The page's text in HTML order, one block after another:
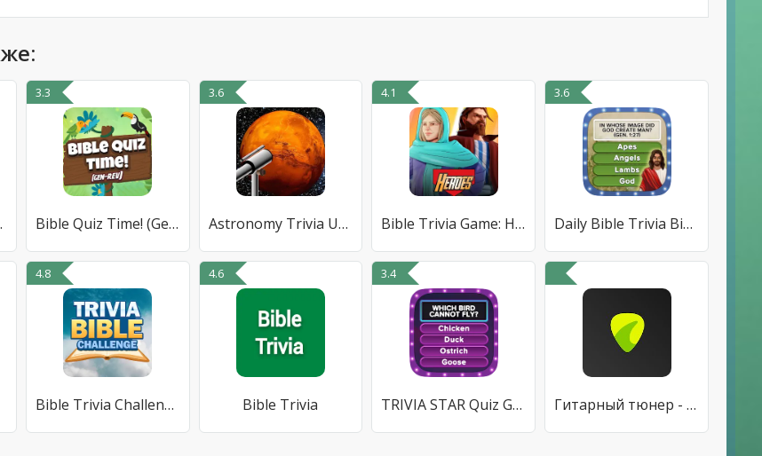
3.3
Bible Quiz Time! (Genesis - Re
3.6
Astronomy Trivia Universe Quiz
4.1
Bible Trivia Game: Heroes
3.6
Daily Bible Trivia Bible Games
4.8
Bible Trivia Challenge
4.6
Bible Trivia
3.4
TRIVIA STAR Quiz Games Offline Гитарный тюнер - Guitar Tuna